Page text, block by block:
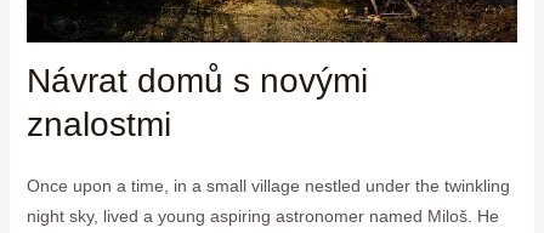
Návrat domů s novými
znalostmi
Once upon a time, in a small village nestled under the twinkling
night sky, lived a young aspiring astronomer named Miloš. He